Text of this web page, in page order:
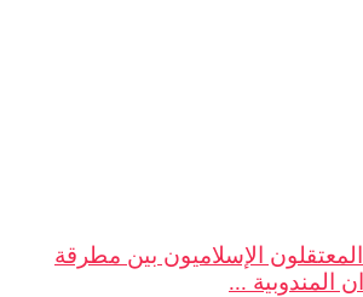
الإسلاميون بين مطرقة
المندوبية ...